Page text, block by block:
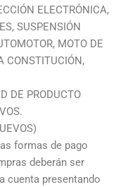
ELECTRÓNICA,
SUSPENSIÓN
MOTO DE
CONSTITUCIÓN,
DE PRODUCTO
formas de pago
deberán ser
cuenta presentando